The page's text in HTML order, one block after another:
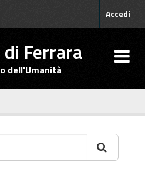
Accedi
Ferrara
dell'Umanità